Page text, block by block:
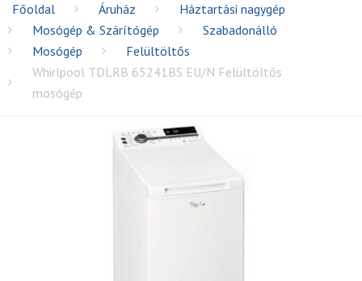
Főoldal Áruház
Háztartási nagygép
Mosógép & Szárítógép
Szabadonálló
Mosógép
Felültöltős
Whirlpool TDLRB 65241BS EU/N Felültöltős
mosógép